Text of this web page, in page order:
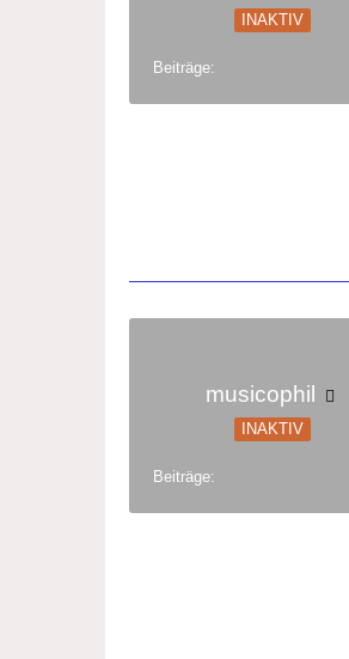
INAKTIV
Beiträge
musicophil
INAKTIV
Beiträge